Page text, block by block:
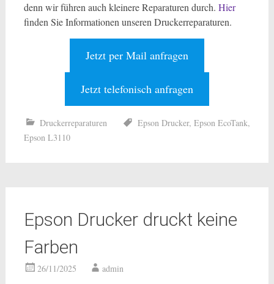
denn wir führen auch kleinere Reparaturen durch. Hier
finden Sie Informationen unseren Druckerreparaturen.
Jetzt per Mail anfragen
Jetzt telefonisch anfragen
Druckerreparaturen Epson Drucker, Epson EcoTank,
Epson L3110
Epson Drucker druckt keine
Farben
26/11/2025 admin